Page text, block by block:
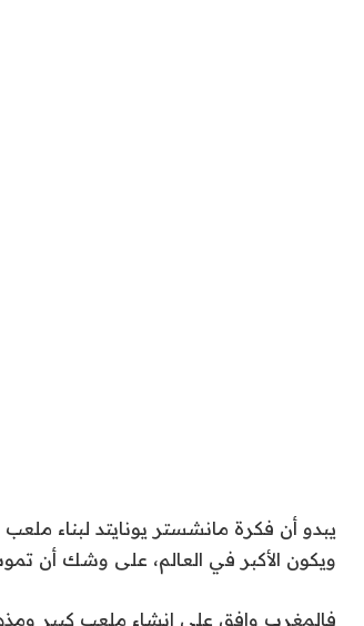
يبدو أن فكرة مانشستر يونايتد لبناء
ويكون الأكبر في العالم، على وشك أن
فالمغرب وافق على إنشاء ملعب كبير